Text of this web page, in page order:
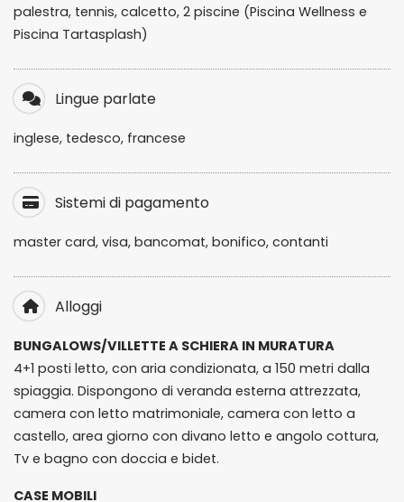
palestra, tennis, calcetto, 2 piscine (Piscina Wellness e
Piscina Tartasplash)
Lingue parlate
inglese, tedesco, francese
Sistemi di pagamento
master card, visa, bancomat, bonifico, contanti
Alloggi
BUNGALOWS/VILLETTE A SCHIERA IN MURATURA
4+1 posti letto, con aria condizionata, a 150 metri dalla
spiaggia. Dispongono di veranda esterna attrezzata,
camera con letto matrimoniale, camera con letto a
castello, area giorno con divano letto e angolo cottura,
Tv e bagno con doccia e bidet.
CASE MOBILI